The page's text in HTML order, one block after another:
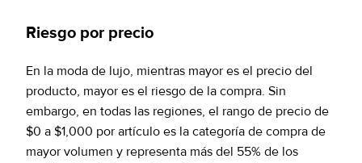
Riesgo por precio
En la moda de lujo, mientras mayor es el precio del
producto, mayor es el riesgo de la compra. Sin
embargo, en todas las regiones, el rango de precio de
$0 a $1,000 por artículo es la categoría de compra de
mayor volumen y representa más del 55% de los